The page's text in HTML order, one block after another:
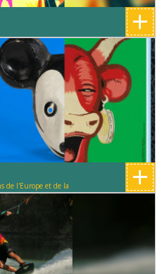
+
de l'Europe et de la
+